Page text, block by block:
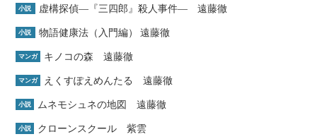
小説 虚構探偵―『三四郎』殺人事件― 遠藤徹
小説 物語健康法（入門編） 遠藤徹
マンガ キノコの森 遠藤徹
マンガ えくすぽえめんたる 遠藤徹
小説 ムネモシュネの地図 遠藤徹
小説 クローンスクール 紫雲